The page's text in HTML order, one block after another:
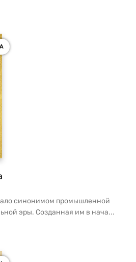
синонимом промышленной
эры. Созданная им в нача...